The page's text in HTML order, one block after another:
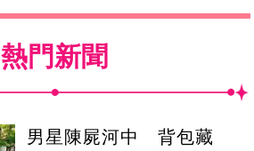
熱門新聞
男星陳屍河中 背包藏